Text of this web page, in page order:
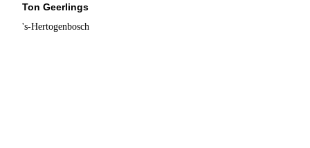
Ton Geerlings
's-Hertogenbosch